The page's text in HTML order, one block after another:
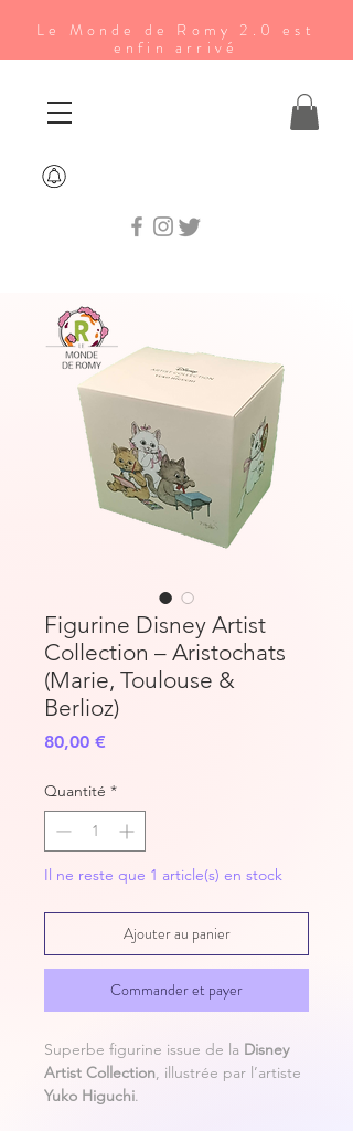
Le Monde de Romy 2.0 est
enfin arrivé
Figurine Disney Artist
Collection – Aristochats
(Marie, Toulouse &
Berlioz)
80,00 €
Quantité *
Il ne reste que 1 article(s) en stock
Ajouter au panier
Commander et payer
Superbe figurine issue de la Disney
Artist Collection, illustrée par l’artiste
Yuko Higuchi.